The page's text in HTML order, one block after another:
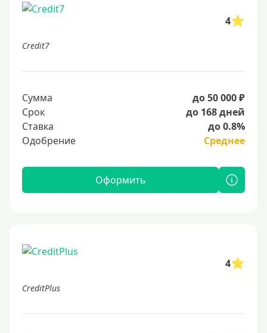
4
Credit7
Сумма
до 50 000 ₽
Срок
до 168 дней
Ставка
до 0.8%
Одобрение
Среднее
Оформить
4
CreditPlus